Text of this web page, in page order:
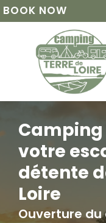
BOOK NOW
Camping
votre
détente
Loire
Ouverture